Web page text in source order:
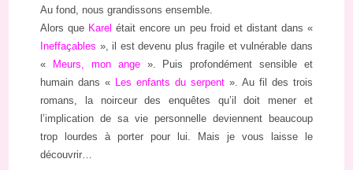
Au fond, nous grandissons ensemble.
Alors que Karel était encore un peu froid et distant dans «
Ineffaçables », il est devenu plus fragile et vulnérable dans
«
Meurs, mon ange». Puis profondément sensible et
humain dans « Les enfants du serpent ». Au fil des trois
romans, la noirceur des enquêtes qu’il doit mener et
l’implication de sa vie personnelle deviennent beaucoup
trop lourdes à porter pour lui. Mais je vous laisse le
découvrir…